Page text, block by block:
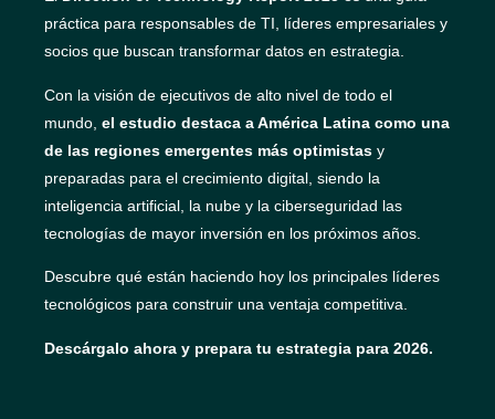
práctica para responsables de TI, líderes empresariales y
socios que buscan transformar datos en estrategia.
Con la visión de ejecutivos de alto nivel de todo el
mundo, el estudio destaca a América Latina como una
de las regiones emergentes más optimistas y
preparadas para el crecimiento digital, siendo la
inteligencia artificial, la nube y la ciberseguridad las
tecnologías de mayor inversión en los próximos años.
Descubre qué están haciendo hoy los principales líderes
tecnológicos para construir una ventaja competitiva.
Descárgalo ahora y prepara tu estrategia para 2026.